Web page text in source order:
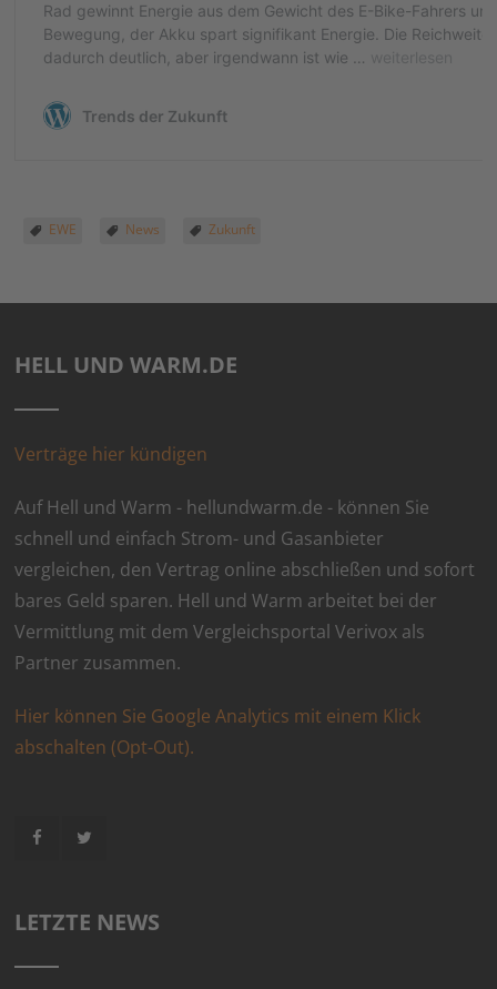
EWE News Zukunft
HELL UND WARM.DE
Verträge hier kündigen
Auf Hell und Warm - hellundwarm.de - können Sie
schnell und einfach Strom- und Gasanbieter
vergleichen, den Vertrag online abschließen und sofort
bares Geld sparen. Hell und Warm arbeitet bei der
Vermittlung mit dem Vergleichsportal Verivox als
Partner zusammen.
Hier können Sie Google Analytics mit einem Klick
abschalten (Opt-Out).
LETZTE NEWS